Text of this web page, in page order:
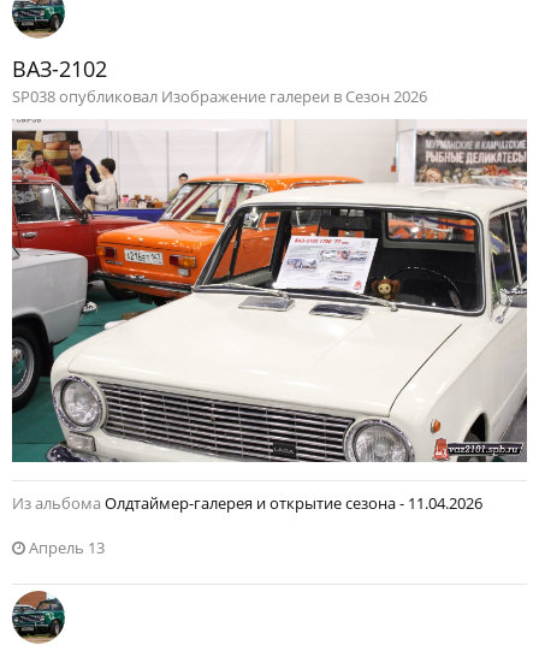
ВАЗ-2102
SP038 опубликовал Изображение галереи в Сезон 2026
Из альбома Олдтаймер-галерея и открытие сезона - 11.04.2026
Апрель 13